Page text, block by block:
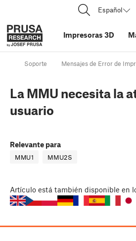
Español
Impresoras 3D
Soporte Mensajes de Error de
La MMU necesita la
usuario
Relevante para
MMU1 MMU2S
Artículo está también disponible en